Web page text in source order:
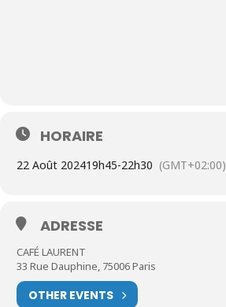
HORAIRE
22 Août 202419h45-22h30 (GMT+02:00)
ADRESSE
CAFÉ LAURENT
33 Rue Dauphine, 75006 Paris
OTHER EVENTS